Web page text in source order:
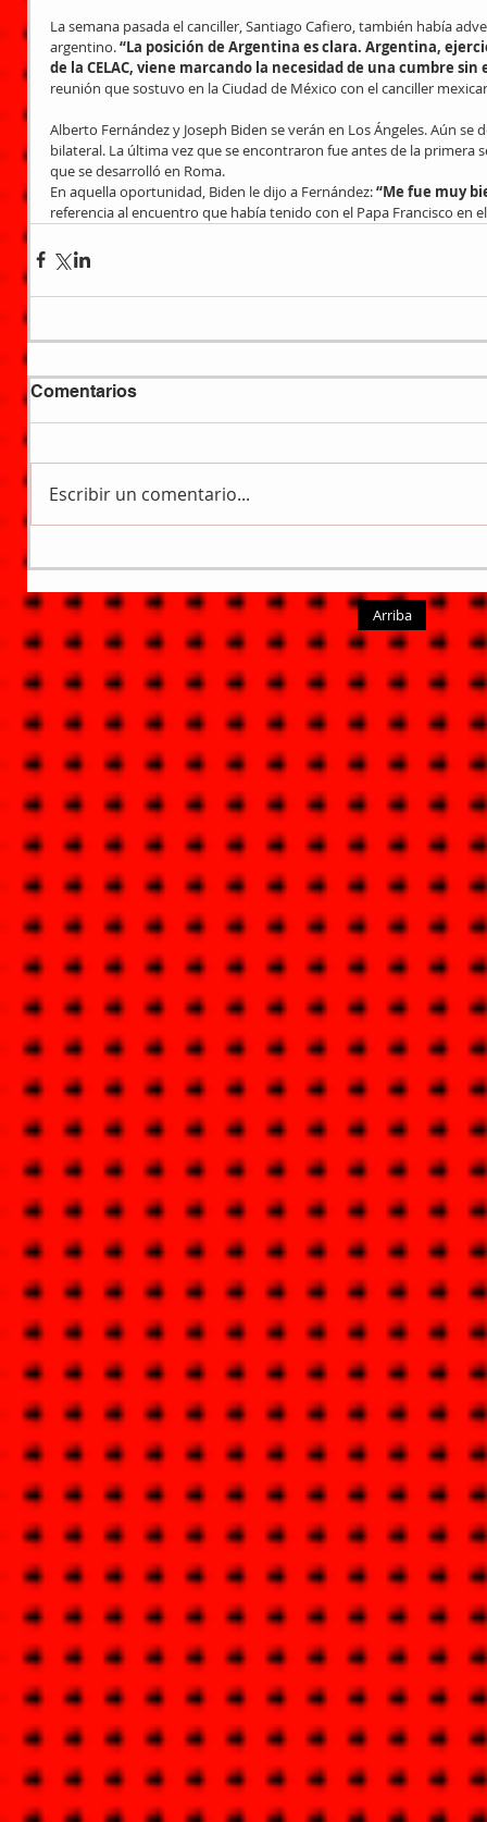
La semana pasada el canciller, Santiago Cafiero, también había
argentino. “La posición de Argentina es clara. Argentina,
de la CELAC, viene marcando la necesidad de una cumbre sin
reunión que sostuvo en la Ciudad de México con el canciller
Alberto Fernández y Joseph Biden se verán en Los Ángeles. Aún
bilateral. La última vez que se encontraron fue antes de la primera
que se desarrolló en Roma.
En aquella oportunidad, Biden le dijo a Fernández: “Me fue muy
referencia al encuentro que había tenido con el Papa Francisco en
Comentarios
Escribir un comentario...
Arriba